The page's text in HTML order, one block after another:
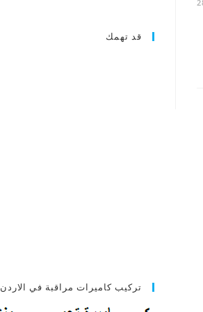
قد تهمك
تركيب كاميرات مراقبة في الاردن